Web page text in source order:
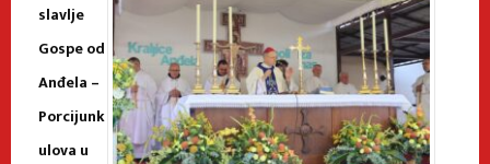
slavlje
Gospe od
Anđela –
Porcijunk
ulova u